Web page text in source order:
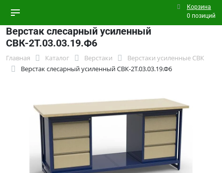
Корзина
0 позиций
Верстак слесарный усиленный
СВК-2Т.03.03.19.Ф6
Главная Каталог Верстаки
Верстаки усиленные СВК
Верстак слесарный усиленный СВК-2Т.03.03.19.Ф6